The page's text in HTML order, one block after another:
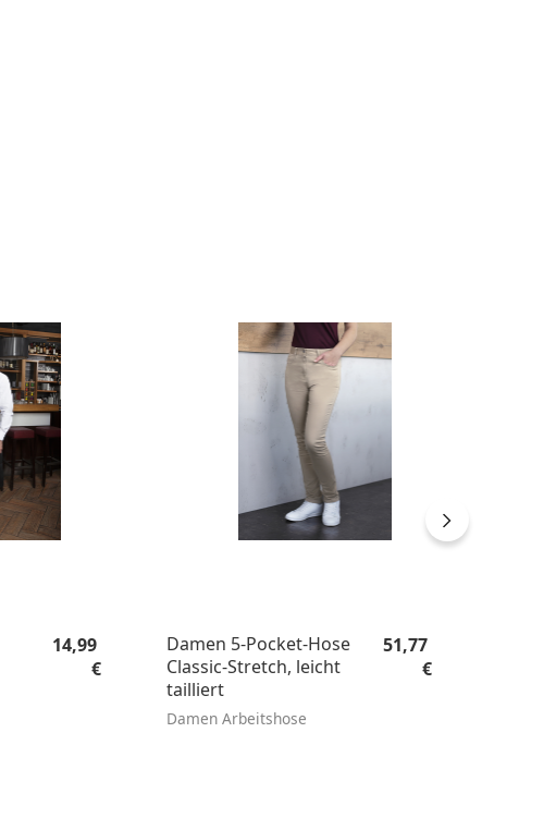
Regulärer Preis:
14,99
€
Damen 5-Pocket-Hose
Classic-Stretch, leicht
tailliert
Damen Arbeitshose
Regulärer Preis:
51,77
€